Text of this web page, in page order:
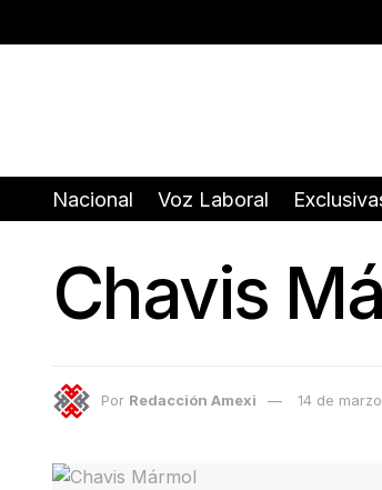
Nacional Voz Laboral
Chavis
Por Redacción Amexi 14 de